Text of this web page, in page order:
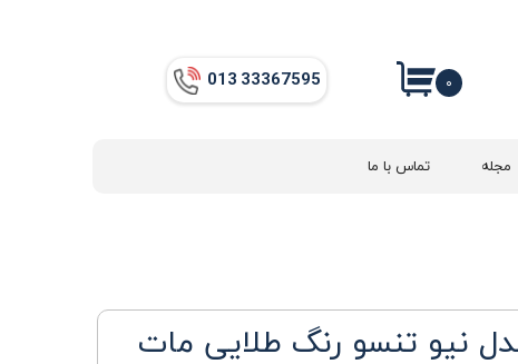
013​​​​​​​ 33367595
مجله تماس با ما
۰
نیو تنسو رنگ طلایی مات